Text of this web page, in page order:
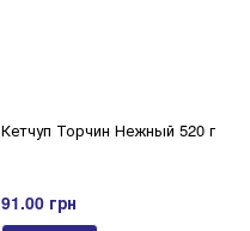
Кетчуп Торчин Нежный 520 г
91.00 грн